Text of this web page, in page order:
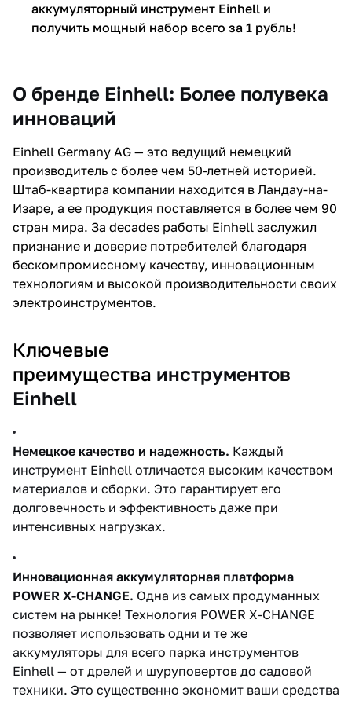
аккумуляторный инструмент Einhell и
получить мощный набор всего за 1 рубль!
О бренде Einhell: Более полувека
инноваций
Einhell Germany AG — это ведущий немецкий
производитель с более чем 50-летней историей.
Штаб-квартира компании находится в Ландау-на-
Изаре, а ее продукция поставляется в более чем 90
стран мира. За decades работы Einhell заслужил
признание и доверие потребителей благодаря
бескомпромиссному качеству, инновационным
технологиям и высокой производительности своих
электроинструментов.
Ключевые
преимущества инструментов
Einhell
Немецкое качество и надежность. Каждый
инструмент Einhell отличается высоким качеством
материалов и сборки. Это гарантирует его
долговечность и эффективность даже при
интенсивных нагрузках.
Инновационная аккумуляторная платформа
POWER X-CHANGE. Одна из самых продуманных
систем на рынке! Технология POWER X-CHANGE
позволяет использовать одни и те же
аккумуляторы для всего парка инструментов
Einhell — от дрелей и шуруповертов до садовой
техники. Это существенно экономит ваши средства